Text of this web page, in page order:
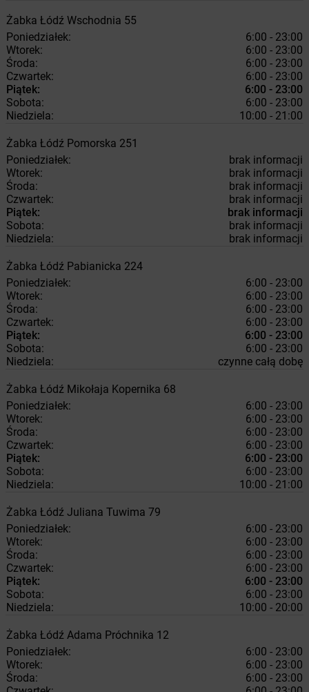
Żabka Łódź Wschodnia 55
Poniedziałek:
6:00 - 23:00
Wtorek:
6:00 - 23:00
Środa:
6:00 - 23:00
Czwartek:
6:00 - 23:00
Piątek:
6:00 - 23:00
Sobota:
6:00 - 23:00
Niedziela:
10:00 - 21:00
Żabka Łódź Pomorska 251
Poniedziałek:
brak informacji
Wtorek:
brak informacji
Środa:
brak informacji
Czwartek:
brak informacji
Piątek:
brak informacji
Sobota:
brak informacji
Niedziela:
brak informacji
Żabka Łódź Pabianicka 224
Poniedziałek:
6:00 - 23:00
Wtorek:
6:00 - 23:00
Środa:
6:00 - 23:00
Czwartek:
6:00 - 23:00
Piątek:
6:00 - 23:00
Sobota:
6:00 - 23:00
Niedziela:
czynne całą dobę
Żabka Łódź Mikołaja Kopernika 68
Poniedziałek:
6:00 - 23:00
Wtorek:
6:00 - 23:00
Środa:
6:00 - 23:00
Czwartek:
6:00 - 23:00
Piątek:
6:00 - 23:00
Sobota:
6:00 - 23:00
Niedziela:
10:00 - 21:00
Żabka Łódź Juliana Tuwima 79
Poniedziałek:
6:00 - 23:00
Wtorek:
6:00 - 23:00
Środa:
6:00 - 23:00
Czwartek:
6:00 - 23:00
Piątek:
6:00 - 23:00
Sobota:
6:00 - 23:00
Niedziela:
10:00 - 20:00
Żabka Łódź Adama Próchnika 12
Poniedziałek:
6:00 - 23:00
Wtorek:
6:00 - 23:00
Środa:
6:00 - 23:00